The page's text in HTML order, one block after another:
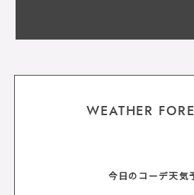
WEATHER
今日のコーデ天気